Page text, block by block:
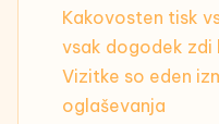
Kakovosten tisk
vsak dogodek zdi
Vizitke so eden
oglaševanja